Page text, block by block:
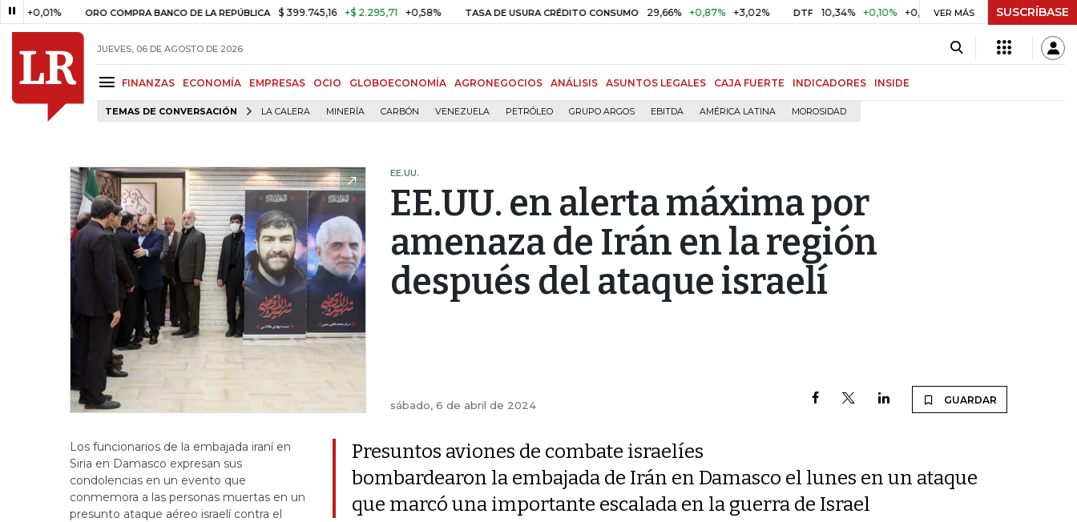
ORO COMPRA BANCO DE LA REPÚBLICA $ 399.745,16 +$ 2.295,71 +0,58% TASA DE USURA CRÉDITO CONSUMO 29,66% +0,87% +3,02% DTF 10,34% +0,10% +0,98% UVR $ 416,86 +$ 0,05 +0,01%
VER MÁS SUSCRÍBASE
JUEVES, 06 DE AGOSTO DE 2026
FINANZAS ECONOMÍA EMPRESAS OCIO GLOBOECONOMÍA AGRONEGOCIOS ANÁLISIS ASUNTOS LEGALES CAJA FUERTE INDICADORES INSIDE
TEMAS DE CONVERSACIÓN LA CALERA MINERÍA CARBÓN VENEZUELA PETRÓLEO GRUPO ARGOS EBITDA AMÉRICA LATINA MOROSIDAD
EE.UU.
EE.UU. en alerta máxima por
amenaza de Irán en la región
después del ataque israelí
sábado, 6 de abril de 2024 GUARDAR
Los funcionarios de la embajada iraní en
Siria en Damasco expresan sus
condolencias en un evento que
conmemora a las personas muertas en un
presunto ataque aéreo israelí contra el
Presuntos aviones de combate israelíes
bombardearon la embajada de Irán en Damasco el lunes en un ataque
que marcó una importante escalada en la guerra de Israel